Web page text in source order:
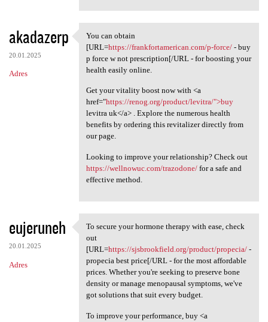
akadazerp
20.01.2025
Adres
You can obtain [URL=https:/
You can obtain
[URL=https://frankfortamerican.com/p-force/- buy
p force w not prescription[/URL - for boosting your
health easily online.
Get your vitality boost now with <a
href="https://renog.org/product/levitra/">buy
levitra uk</a> . Explore the numerous health
benefits by ordering this revitalizer directly from
our page.
Looking to improve your relationship? Check out
https://wellnowuc.com/trazodone/for a safe and
effective method.
eujeruneh
20.01.2025
Adres
To secure your hormone
To secure your hormone therapy with ease, check
out
[URL=https://sjsbrookfield.org/product/propecia/-
propecia best price[/URL - for the most affordable
prices. Whether you're seeking to preserve bone
density or manage menopausal symptoms, we've
got solutions that suit every budget.
To improve your performance, buy <a